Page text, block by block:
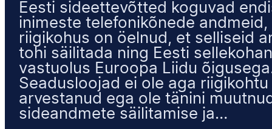
Eesti sideettevõtted koguvad
inimeste telefonikõnede andmeid,
riigikohus on öelnud, et selliseid
tohi säilitada ning Eesti
vastuolus Euroopa Liidu
Seadusloojad ei ole aga
arvestanud ega ole tänini muutnud
sideandmete säilitamise ja…